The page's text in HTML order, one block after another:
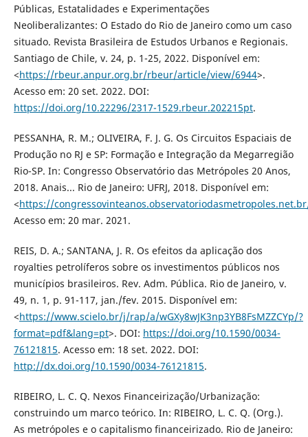
Públicas, Estatalidades e Experimentações
Neoliberalizantes: O Estado do Rio de Janeiro como um caso
situado. Revista Brasileira de Estudos Urbanos e Regionais.
Santiago de Chile, v. 24, p. 1-25, 2022. Disponível em:
<https://rbeur.anpur.org.br/rbeur/article/view/6944>.
Acesso em: 20 set. 2022. DOI:
https://doi.org/10.22296/2317-1529.rbeur.202215pt.
PESSANHA, R. M.; OLIVEIRA, F. J. G. Os Circuitos Espaciais de
Produção no RJ e SP: Formação e Integração da Megarregião
Rio-SP. In: Congresso Observatório das Metrópoles 20 Anos,
2018. Anais... Rio de Janeiro: UFRJ, 2018. Disponível em:
<https://
Acesso em: 20 mar. 2021.
REIS, D. A.; SANTANA, J. R. Os efeitos da aplicação dos
royalties petrolíferos sobre os investimentos públicos nos
municípios brasileiros. Rev. Adm. Pública. Rio de Janeiro, v.
49, n. 1, p. 91-117, jan./fev. 2015. Disponível em:
<https://www.scielo.br/j/rap/a/wGXy8wJK3np3YB8FsMZZCYp/?
format=pdf&lang=pt>. DOI: https://doi.org/10.1590/0034-
76121815. Acesso em: 18 set. 2022. DOI:
http://dx.doi.org/10.1590/0034-76121815.
RIBEIRO, L. C. Q. Nexos Financeirização/Urbanização:
construindo um marco teórico. In: RIBEIRO, L. C. Q. (Org.).
As metrópoles e o capitalismo financeirizado. Rio de Janeiro: